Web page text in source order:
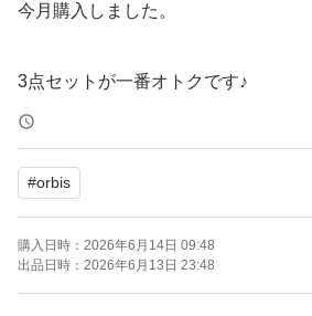
今月購入しました。
3点セットが一番オトクです♪
出品しておりますのでご検討ください
OPP等にはいれず、そのまま発送
開封後はメーカー元へ問い合わせは
ーーーーー
#orbis
購入日時： 2026年6月14日 09:48
出品日時： 2026年6月13日 23:48